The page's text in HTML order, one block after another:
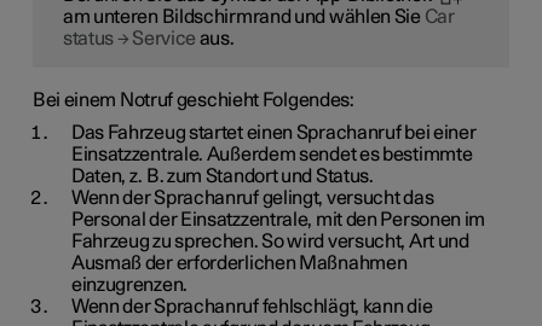
am unteren Bildschirmrand und wählen Sie Car
status→ Service aus.
Bei einem Notruf geschieht Folgendes:
Das Fahrzeug startet einen Sprachanruf bei einer
Einsatzzentrale. Außerdem sendet es bestimmte
Daten, z. B. zum Standort und Status.
Wenn der Sprachanruf gelingt, versucht das
Personal der Einsatzzentrale, mit den Personen im
Fahrzeug zu sprechen. So wird versucht, Art und
Ausmaß der erforderlichen Maßnahmen
einzugrenzen.
Wenn der Sprachanruf fehlschlägt, kann die